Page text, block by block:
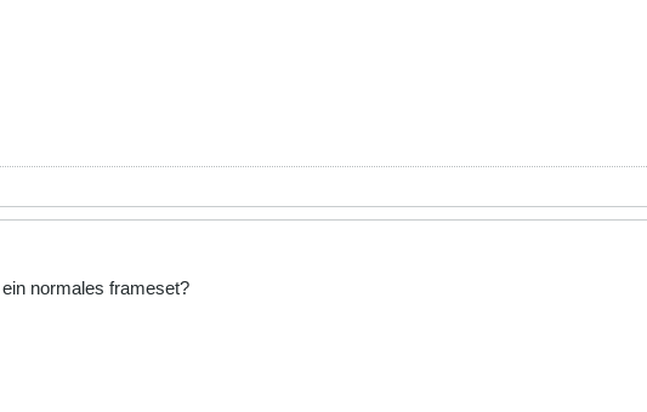
normales frameset?